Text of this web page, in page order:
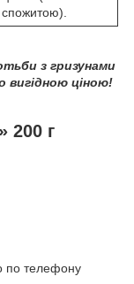
спожитою).
з гризунами
вигідною ціною!
200 г
по телефону